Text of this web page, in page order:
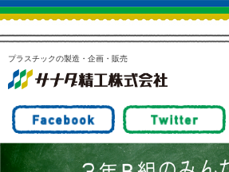
プラスチックの製造・企画・販売